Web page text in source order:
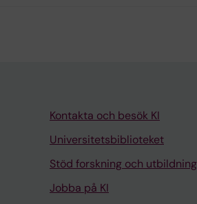
Kontakta och besök KI
Universitetsbiblioteket
Stöd forskning och utbildning
Jobba på KI